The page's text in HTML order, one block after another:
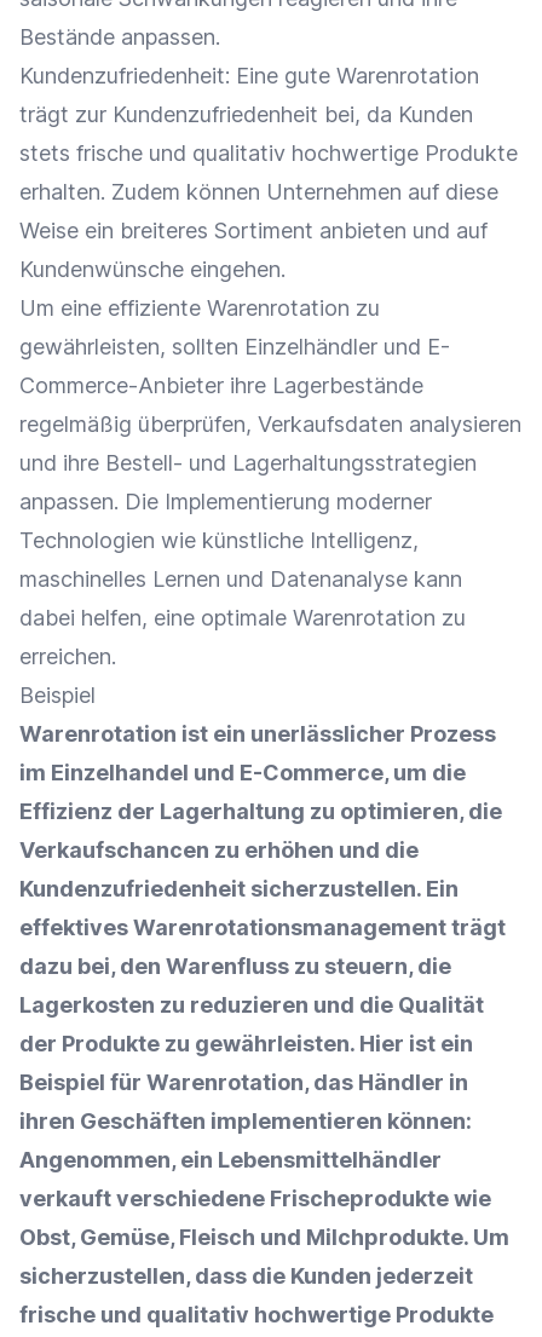
Bestände anpassen.
Kundenzufriedenheit: Eine gute Warenrotation
trägt zur Kundenzufriedenheit bei, da Kunden
stets frische und qualitativ hochwertige Produkte
erhalten. Zudem können Unternehmen auf diese
Weise ein breiteres Sortiment anbieten und auf
Kundenwünsche eingehen.
Um eine effiziente Warenrotation zu
gewährleisten, sollten Einzelhändler und E-
Commerce-Anbieter ihre Lagerbestände
regelmäßig überprüfen, Verkaufsdaten analysieren
und ihre Bestell- und Lagerhaltungsstrategien
anpassen. Die Implementierung moderner
Technologien wie künstliche Intelligenz,
maschinelles Lernen und Datenanalyse kann
dabei helfen, eine optimale Warenrotation zu
erreichen.
Beispiel
Warenrotation ist ein unerlässlicher Prozess
im Einzelhandel und E-Commerce, um die
Effizienz der Lagerhaltung zu optimieren, die
Verkaufschancen zu erhöhen und die
Kundenzufriedenheit sicherzustellen. Ein
effektives Warenrotationsmanagement trägt
dazu bei, den Warenfluss zu steuern, die
Lagerkosten zu reduzieren und die Qualität
der Produkte zu gewährleisten. Hier ist ein
Beispiel für Warenrotation, das Händler in
ihren Geschäften implementieren können:
Angenommen, ein Lebensmittelhändler
verkauft verschiedene Frischeprodukte wie
Obst, Gemüse, Fleisch und Milchprodukte. Um
sicherzustellen, dass die Kunden jederzeit
frische und qualitativ hochwertige Produkte